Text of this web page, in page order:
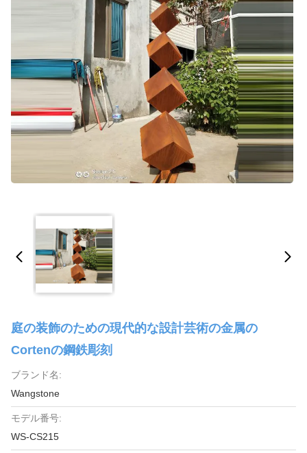
庭の装飾のための現代的な設計芸術の金属の
Cortenの鋼鉄彫刻
ブランド名:
Wangstone
モデル番号:
WS-CS215